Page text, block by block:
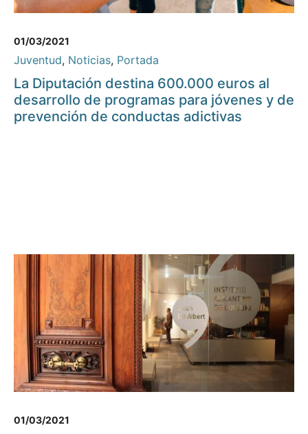
01/03/2021
Juventud, Noticias, Portada
La Diputación destina 600.000 euros al
desarrollo de programas para jóvenes y de
prevención de conductas adictivas
01/03/2021